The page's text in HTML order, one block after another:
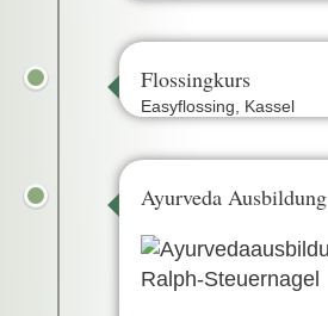
Flossingkurs
Easyflossing, Kassel
Ayurveda Ausbildung